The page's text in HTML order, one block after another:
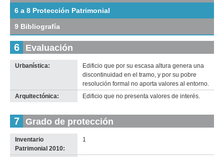
original
6 a 8 Protección Patrimonial
9 Bibliografía
6 Evaluación
Urbanística:
Edificio que por su escasa altura genera una
discontinuidad en el tramo, y por su pobre
resolución formal no aporta valores al entorno.
Arquitectónica:
Edificio que no presenta valores de interés.
7 Grado de protección
Inventario
Patrimonial 2010:
1